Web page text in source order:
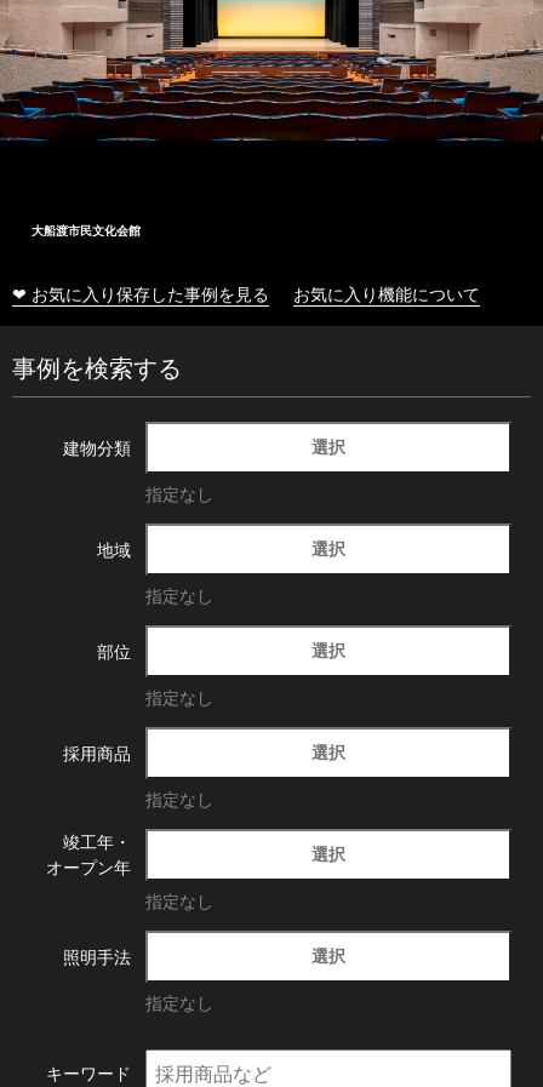
大船渡市民文化会館
❤ お気に入り保存した事例を見る お気に入り機能について
事例を検索する
建物分類 選択
指定なし
地域 選択
指定なし
部位 選択
指定なし
採用商品 選択
指定なし
竣工年・
オープン年
選択
指定なし
照明手法 選択
指定なし
キーワード